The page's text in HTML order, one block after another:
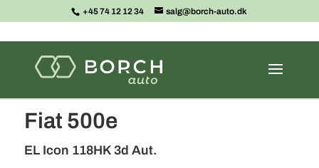
+45 74 12 12 34 salg@borch-auto.dk
Tilbage til søgeresultat
Fiat 500e
EL Icon 118HK 3d Aut.